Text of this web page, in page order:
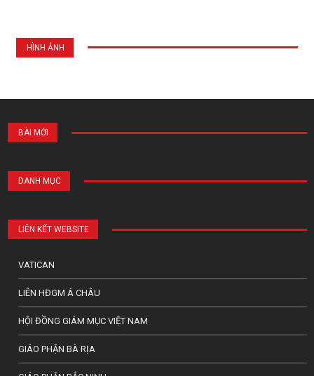
HÌNH ẢNH
BÀI MỚI
DANH MỤC
LIÊN KẾT WEBSITE
VATICAN
LIÊN HĐGM Á CHÂU
HỘI ĐỒNG GIÁM MỤC VIỆT NAM
GIÁO PHẬN BÀ RỊA